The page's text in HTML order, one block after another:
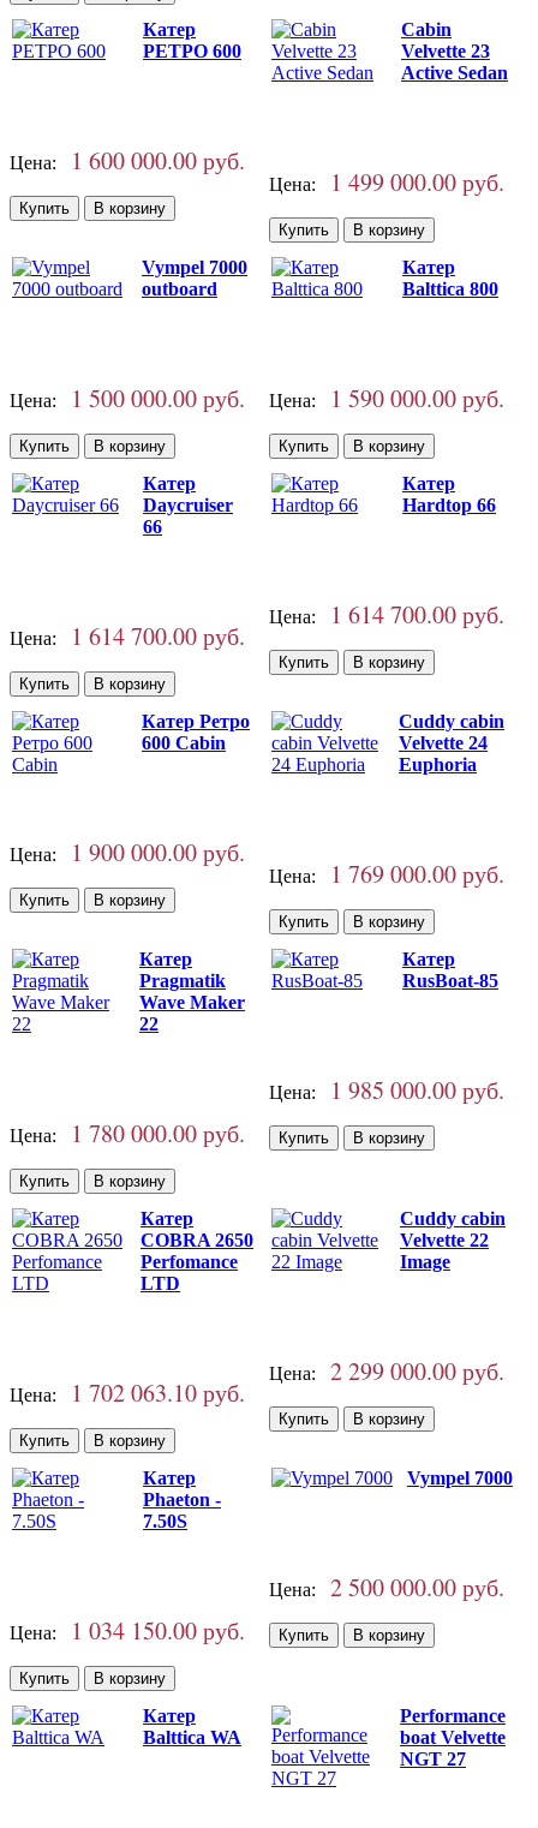
Катер
РЕТРО 600
Цена: 1 600 000.00 руб.
Cabin
Velvette 23
Active Sedan
Цена: 1 499 000.00 руб.
Vympel 7000
outboard
Цена: 1 500 000.00 руб.
Катер
Balttica 800
Цена: 1 590 000.00 руб.
Катер
Daycruiser
66
Цена: 1 614 700.00 руб.
Катер
Hardtop 66
Цена: 1 614 700.00 руб.
Катер Ретро
600 Cabin
Цена: 1 900 000.00 руб.
Cuddy cabin
Velvette 24
Euphoria
Цена: 1 769 000.00 руб.
Катер
Pragmatik
Wave Maker
22
Цена: 1 780 000.00 руб.
Катер
RusBoat-85
Цена: 1 985 000.00 руб.
Катер
COBRA 2650
Perfomance
LTD
Цена: 1 702 063.10 руб.
Cuddy cabin
Velvette 22
Image
Цена: 2 299 000.00 руб.
Катер
Phaeton -
7.50S
Цена: 1 034 150.00 руб.
Vympel 7000
Цена: 2 500 000.00 руб.
Катер
Balttica WA
Performance
boat Velvette
NGT 27